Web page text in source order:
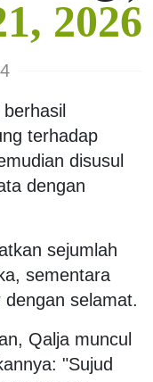
2026
terhadap
disusul
dengan
sejumlah
sementara
selamat.
Qalja muncul
"Sujud